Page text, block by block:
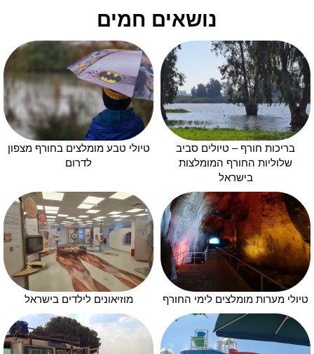
נושאים חמים
בריכות חורף – טיולים סביב
שלוליות החורף המומלצות
בישראל
טיולי טבע מומלצים בחורף מצפון
לדרום
טיולי מערות מומלצים לימי החורף מוזיאונים לילדים בישראל